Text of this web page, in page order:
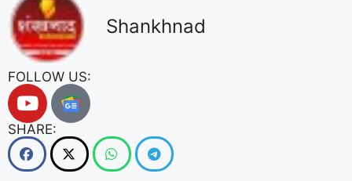
Shankhnad
FOLLOW US:
SHARE: